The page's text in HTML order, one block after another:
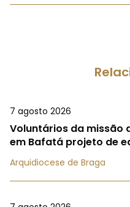
7 agosto 2026
Voluntários da missão
em Bafatá projeto de
Arquidiocese de Braga